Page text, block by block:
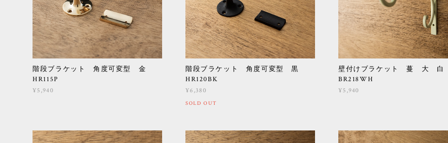
階段ブラケット 角度可変型 金
HR115P
¥5,940
階段ブラケット 角度可変型 黒
HR120BK
¥6,380
SOLD OUT
壁付けブラケット 蔓 大 白
BR218WH
¥5,940